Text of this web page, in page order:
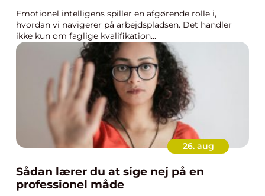
Emotionel intelligens spiller en afgørende rolle i,
hvordan vi navigerer på arbejdspladsen. Det handler
ikke kun om faglige kvalifikation...
26. aug
Sådan lærer du at sige nej på en
professionel måde